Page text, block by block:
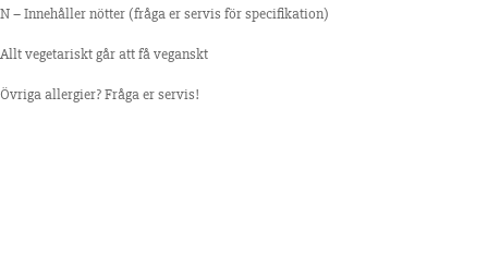
N – Innehåller nötter (fråga er servis för specifikation)
Allt vegetariskt går att få veganskt
Övriga allergier? Fråga er servis!